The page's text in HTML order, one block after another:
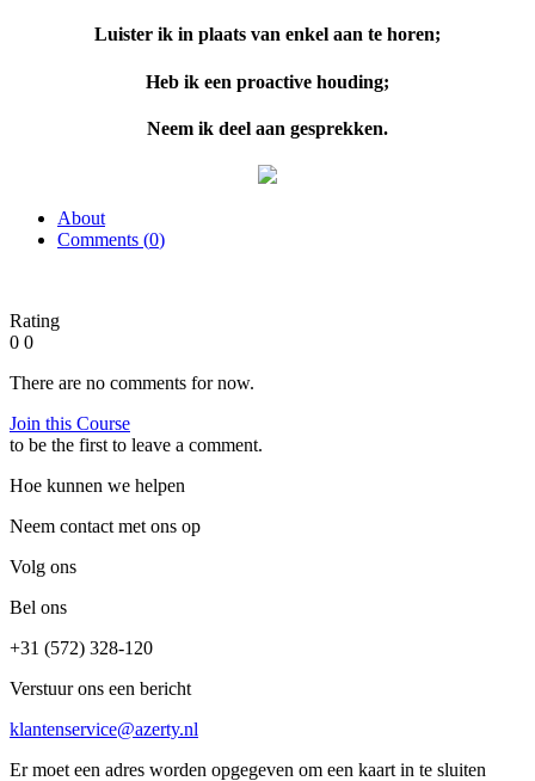
Luister ik in plaats van enkel aan te horen;
Heb ik een proactive houding;
Neem ik deel aan gesprekken.
About
Comments (0)
Rating
0 0
There are no comments for now.
Join this Course
to be the first to leave a comment.
Hoe kunnen we helpen
Neem contact met ons op
Volg ons
Bel ons
+31 (572) 328-120
Verstuur ons een bericht
klantenservice@azerty.nl
Er moet een adres worden opgegeven om een kaart in te sluiten